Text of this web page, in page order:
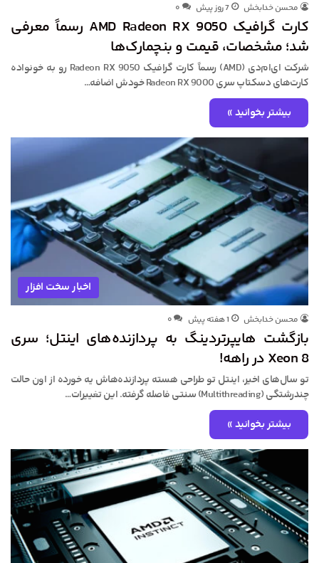
محسن خدابخش 7 روز پیش ۰
کارت گرافیک AMD Radeon RX 9050 رسماً معرفی
شد؛ مشخصات، قیمت و بنچمارک‌ها
شرکت ای‌ام‌دی (AMD) رسماً کارت گرافیک Radeon RX 9050 رو به خونواده
کارت‌های دسکتاپ سری Radeon RX 9000 خودش اضافه…
بیشتر بخوانید »
اخبار سخت افزار
محسن خدابخش 1 هفته پیش ۰
بازگشت هایپرتردینگ به پردازنده‌های اینتل؛ سری
Xeon 8 در راهه!
تو سال‌های اخیر، اینتل تو طراحی هسته پردازنده‌هاش یه خورده از اون حالت
چندرشتگی (Multithreading) سنتی فاصله گرفته. این تغییرات…
بیشتر بخوانید »